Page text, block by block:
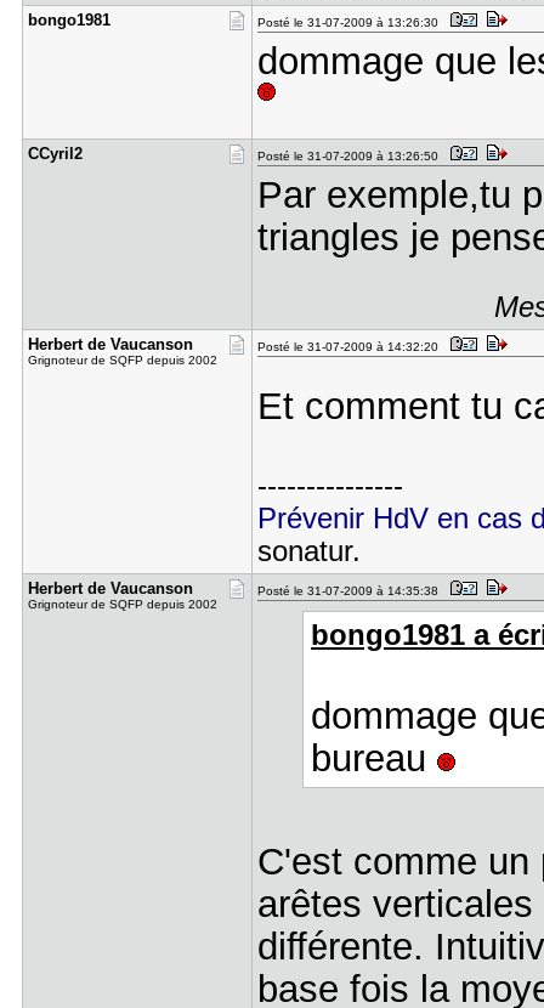
bongo1981 Posté le 31-07-2009 à 13:26:30
dommage que
CCyril2 Posté le 31-07-2009 à 13:26:50
Par exemple,tu
triangles je
Herbert de​ Vaucanson
Grignoteur de SQFP depuis 2002
Posté le 31-07-2009 à 14:32:20
Et comment tu
---------------
Prévenir HdV en cas
sonatur.
Herbert de​ Vaucanson
Grignoteur de SQFP depuis 2002
Posté le 31-07-2009 à 14:35:38
bongo1981 a
dommage
bureau
C'est comme un
arêtes
différente.
base fois la